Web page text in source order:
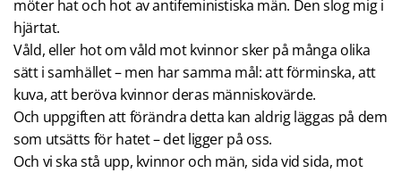
möter hat och hot av antifeministiska män. Den slog mig i
hjärtat.
Våld, eller hot om våld mot kvinnor sker på många olika
sätt i samhället – men har samma mål: att förminska, att
kuva, att beröva kvinnor deras människovärde.
Och uppgiften att förändra detta kan aldrig läggas på dem
som utsätts för hatet – det ligger på oss.
Och vi ska stå upp, kvinnor och män, sida vid sida, mot